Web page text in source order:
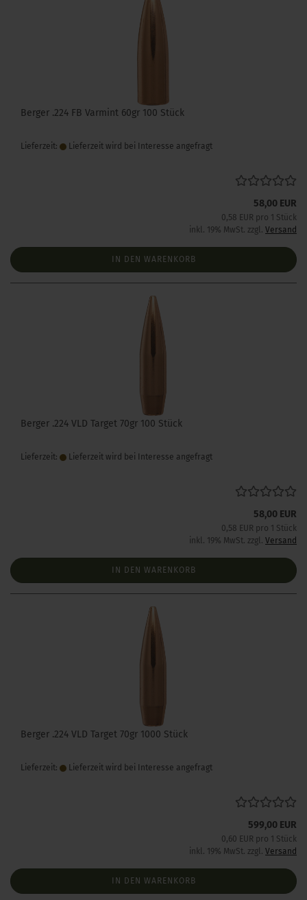
Berger .224 FB Varmint 60gr 100 Stück
Lieferzeit: Lieferzeit wird bei Interesse angefragt
58,00 EUR
0,58 EUR pro 1 Stück
inkl. 19% MwSt. zzgl. Versand
IN DEN WARENKORB
Berger .224 VLD Target 70gr 100 Stück
Lieferzeit: Lieferzeit wird bei Interesse angefragt
58,00 EUR
0,58 EUR pro 1 Stück
inkl. 19% MwSt. zzgl. Versand
IN DEN WARENKORB
Berger .224 VLD Target 70gr 1000 Stück
Lieferzeit: Lieferzeit wird bei Interesse angefragt
599,00 EUR
0,60 EUR pro 1 Stück
inkl. 19% MwSt. zzgl. Versand
IN DEN WARENKORB